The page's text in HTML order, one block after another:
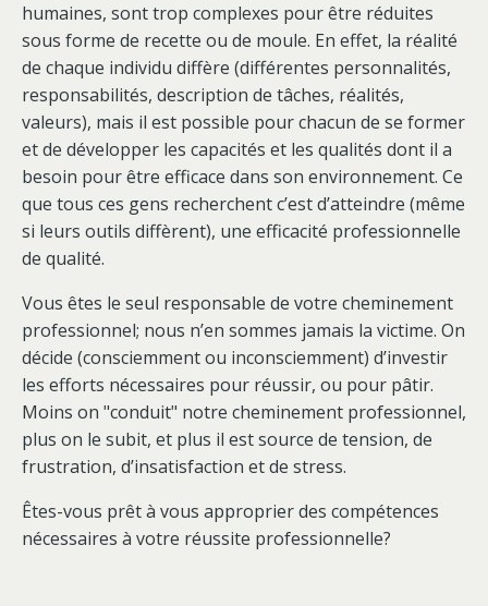
humaines, sont trop complexes pour être réduites
sous forme de recette ou de moule. En effet, la réalité
de chaque individu diffère (différentes personnalités,
responsabilités, description de tâches, réalités,
valeurs), mais il est possible pour chacun de se former
et de développer les capacités et les qualités dont il a
besoin pour être efficace dans son environnement. Ce
que tous ces gens recherchent c’est d’atteindre (même
si leurs outils diffèrent), une efficacité professionnelle
de qualité.
Vous êtes le seul responsable de votre cheminement
professionnel; nous n’en sommes jamais la victime. On
décide (consciemment ou inconsciemment) d’investir
les efforts nécessaires pour réussir, ou pour pâtir.
Moins on "conduit" notre cheminement professionnel,
plus on le subit, et plus il est source de tension, de
frustration, d’insatisfaction et de stress.
Êtes-vous prêt à vous approprier des compétences
nécessaires à votre réussite professionnelle?